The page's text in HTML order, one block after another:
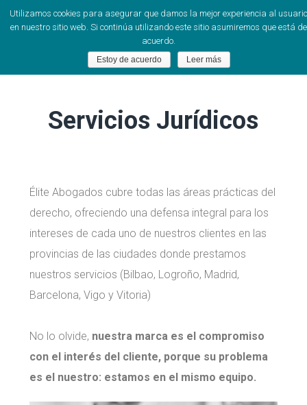
Servicios Jurídicos
Élite Abogados cubre todas las áreas prácticas del
derecho, ofreciendo una defensa integral para los
intereses de cada uno de nuestros clientes en las
provincias de las ciudades donde prestamos
nuestros servicios (Bilbao, Logroño, Madrid,
Barcelona, Vigo y Vitoria)
No lo olvide, nuestra marca es el compromiso
con el interés del cliente, porque su problema
es el nuestro: estamos en el mismo equipo.
Utilizamos cookies para asegurar que damos la mejor experiencia al usuario
en nuestro sitio web. Si continúa utilizando este sitio asumiremos que está de
acuerdo.
Estoy de acuerdo Leer más